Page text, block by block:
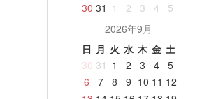
30 31 1 2 3 4
5
2026年9月
日 月 火 水 木 金 土
30 31 1 2 3 4
5
6
7 8 9 10 11 12